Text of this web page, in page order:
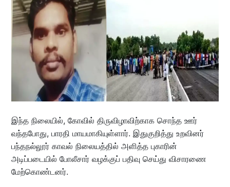
இந்த நிலையில், கோவில் திருவிழாவிற்காக சொந்த ஊர்
வந்தபோது, பாரதி மாயமாகியுள்ளார். இதுகுறித்து உறவினர்
பந்தநல்லூர் காவல் நிலையத்தில் அளித்த புகாரின்
அடிப்படையில் போலீசார் வழக்குப் பதிவு செய்து விசாரணை
மேற்கொண்டனர்.